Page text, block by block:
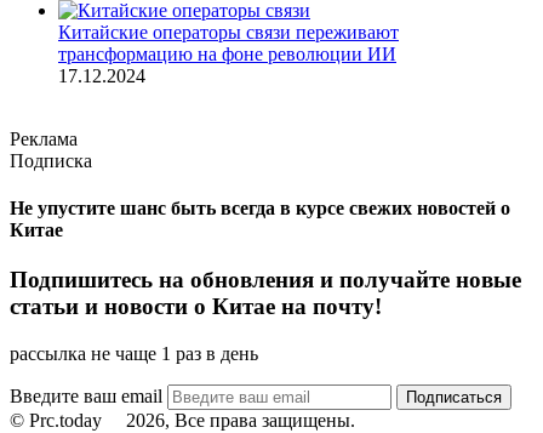
Китайские операторы связи переживают
трансформацию на фоне революции ИИ
17.12.2024
Реклама
Подписка
Не упустите шанс быть всегда в курсе свежих новостей о
Китае
Подпишитесь на обновления и получайте новые
статьи и новости о Китае на почту!
рассылка не чаще 1 раз в день
Введите ваш email
© Prc.today
2026, Все права защищены.